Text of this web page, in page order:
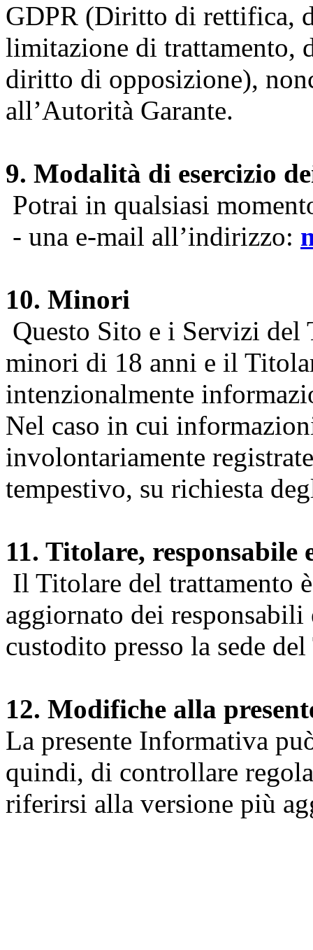
GDPR (Diritto di rettifica,
limitazione di trattamento,
diritto di opposizione),
all’Autorità Garante.
9. Modalità di esercizio
Potrai in qualsiasi
- una e-mail all’indirizzo:
10. Minori
Questo Sito e i Servizi del
minori di 18 anni e il
intenzionalmente
Nel caso in cui
involontariamente
tempestivo, su richiesta
11. Titolare, responsabile
Il Titolare del trattamento
aggiornato dei
custodito presso la sede
12. Modifiche alla
La presente Informativa
quindi, di controllare
riferirsi alla versione più